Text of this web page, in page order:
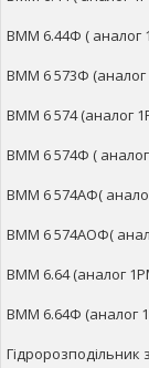
ВММ 6.44Ф ( аналог
ВММ 6 573Ф
ВММ 6 574 (аналог
ВММ 6 574Ф (
ВММ 6 574АФ(
ВММ 6 574АОФ(
ВММ 6.64 (аналог
ВММ 6.64Ф (аналог